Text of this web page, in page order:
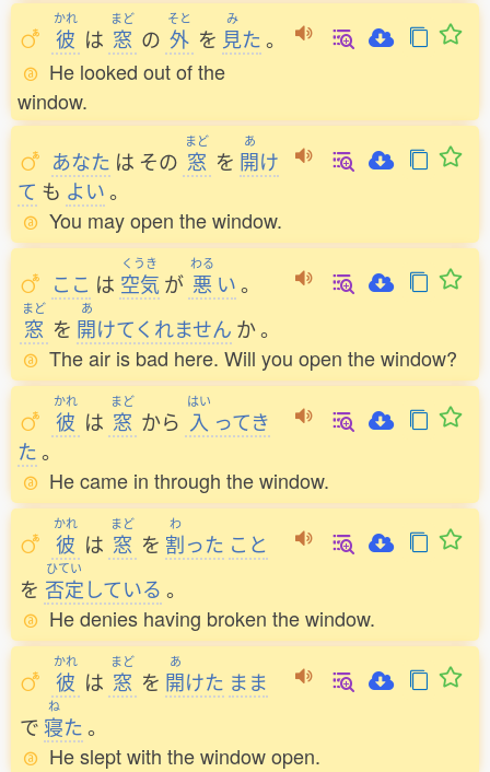
かれ
彼 は
まど
窓 の
そと
外 を
み
見た。
He looked out of the
window.
あなた は その
まど
窓 を
あ
開け
て も よい。
You may open the window.
ここ は
くうき
空気 が
わる
悪 い。
まど
窓 を
あ
開けてくれません か。
The air is bad here. Will you open the window?
かれ
彼 は
まど
窓 から
はい
入 ってき
た。
He came in through the window.
かれ
彼 は
まど
窓 を
わ
割った こと
を
ひてい
否定している 。
He denies having broken the window.
かれ
彼 は
まど
窓 を
あ
開けた まま
で
ね
寝た。
He slept with the window open.